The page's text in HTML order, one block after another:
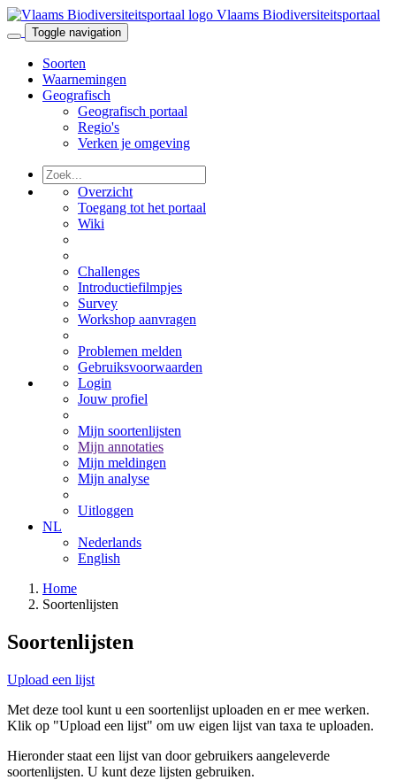
Vlaams Biodiversiteitsportaal
Toggle navigation
Soorten
Waarnemingen
Geografisch
Geografisch portaal
Regio's
Verken je omgeving
Overzicht
Toegang tot het portaal
Wiki
Challenges
Introductiefilmpjes
Survey
Workshop aanvragen
Problemen melden
Gebruiksvoorwaarden
Login
Jouw profiel
Mijn soortenlijsten
Mijn annotaties
Mijn meldingen
Mijn analyse
Uitloggen
NL
Nederlands
English
Home
Soortenlijsten
Soortenlijsten
Upload een lijst
Met deze tool kunt u een soortenlijst uploaden en er mee werken.
Klik op "Upload een lijst" om uw eigen lijst van taxa te uploaden.
Hieronder staat een lijst van door gebruikers aangeleverde
soortenlijsten. U kunt deze lijsten gebruiken.